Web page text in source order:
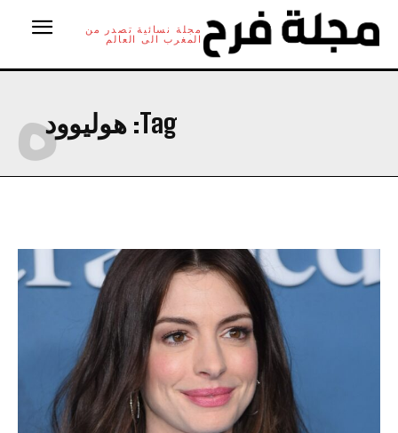
مجلة نسائية تصدر من
المغرب الى العالم
Tag: هوليووده